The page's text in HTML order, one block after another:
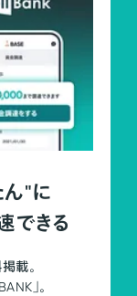
ん"に
できる
載。
」。